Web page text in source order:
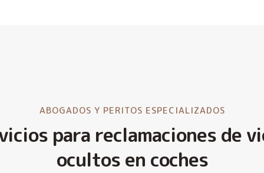
ABOGADOS Y PERITOS ESPECIALIZADOS
para reclamaciones de
ocultos en coches